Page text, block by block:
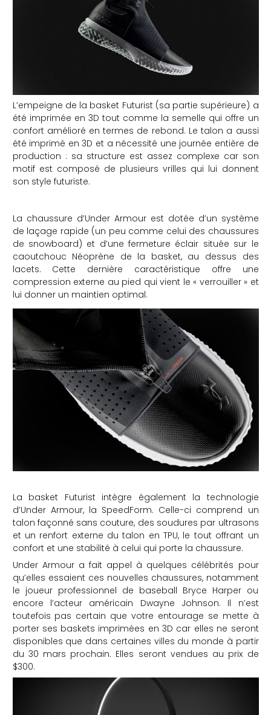
L’empeigne de la basket Futurist (sa partie supérieure) a
été imprimée en 3D tout comme la semelle qui offre un
confort amélioré en termes de rebond. Le talon a aussi
été imprimé en 3D et a nécessité une journée entière de
production : sa structure est assez complexe car son
motif est composé de plusieurs vrilles qui lui donnent
son style futuriste.
La chaussure d’Under Armour est dotée d’un système
de laçage rapide (un peu comme celui des chaussures
de snowboard) et d’une fermeture éclair située sur le
caoutchouc Néoprène de la basket, au dessus des
lacets. Cette dernière caractéristique offre une
compression externe au pied qui vient le « verrouiller » et
lui donner un maintien optimal.
La basket Futurist intègre également la technologie
d’Under Armour, la SpeedForm. Celle-ci comprend un
talon façonné sans couture, des soudures par ultrasons
et un renfort externe du talon en TPU, le tout offrant un
confort et une stabilité à celui qui porte la chaussure.
Under Armour a fait appel à quelques célébrités pour
qu’elles essaient ces nouvelles chaussures, notamment
le joueur professionnel de baseball Bryce Harper ou
encore l’acteur américain Dwayne Johnson. Il n’est
toutefois pas certain que votre entourage se mette à
porter ses baskets imprimées en 3D car elles ne seront
disponibles que dans certaines villes du monde à partir
du 30 mars prochain. Elles seront vendues au prix de
$300.